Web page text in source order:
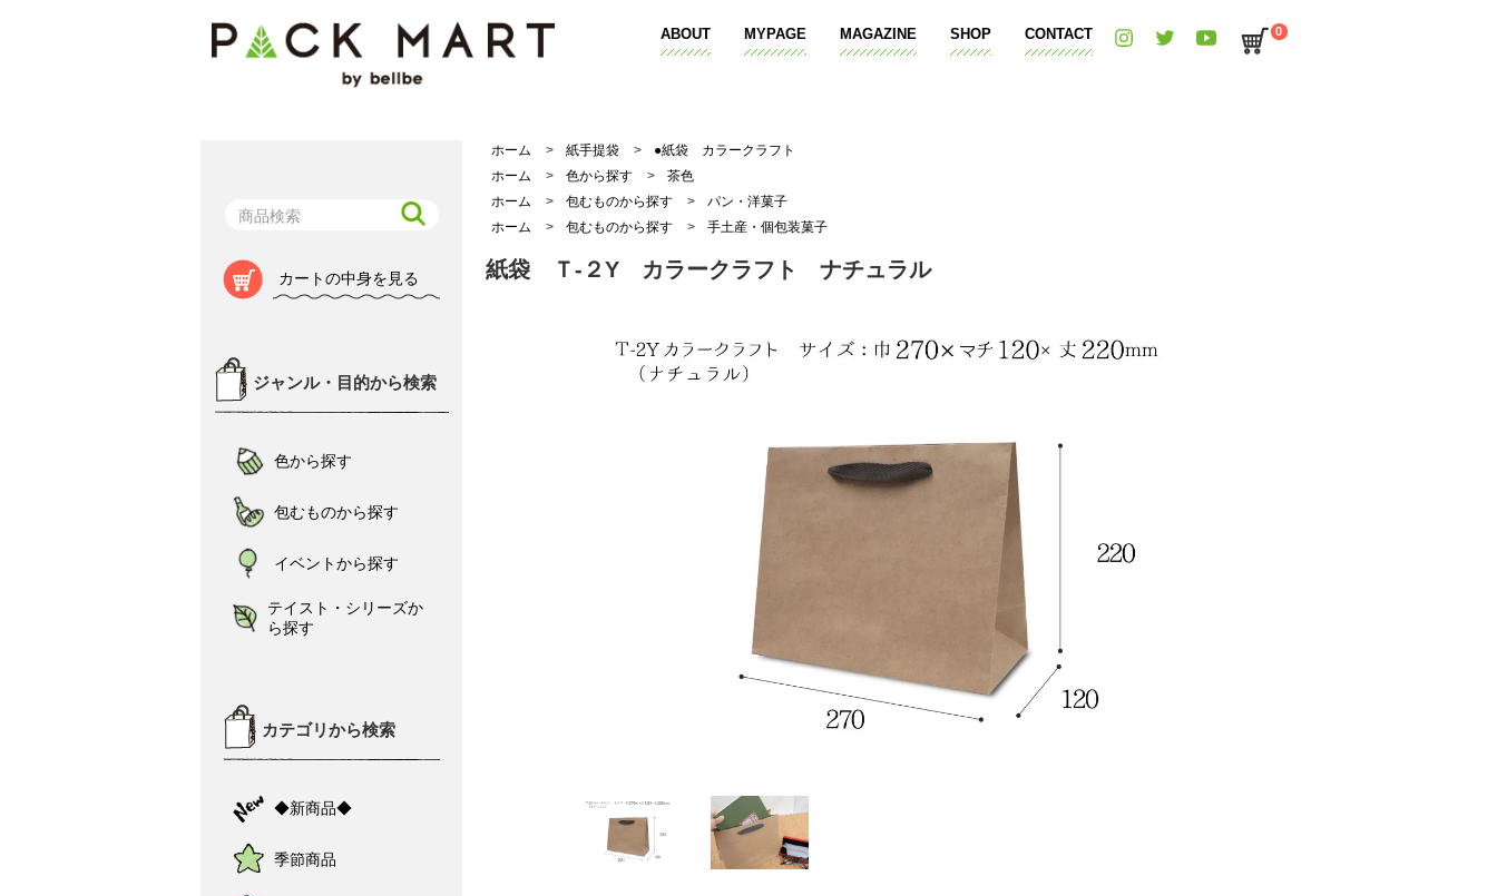
ABOUT MYPAGE MAGAZINE SHOP CONTACT 0
ホーム > 紙手提袋 >
●紙袋 カラークラフト
ホーム
> 色から探す >
茶色
ホーム
> 包むものから探す >
パン・洋菓子
ホーム
> 包むものから探す > 手土産・個包装菓子
紙袋 Ｔ-２Y カラークラフト ナチュラル
カートの中身を見る
ジャンル・目的から検索
色から探す
包むものから探す
イベントから探す
テイスト・シリーズか
ら探す
カテゴリから検索
◆新商品◆
季節商品